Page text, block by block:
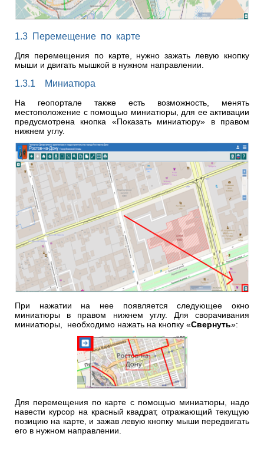
1.3 Перемещение по карте
Для перемещения по карте, нужно зажать левую кнопку
мыши и двигать мышкой в нужном направлении.
1.3.1 Миниатюра
На геопортале также есть возможность, менять
местоположение с помощью миниатюры, для ее активации
предусмотрена кнопка «Показать миниатюру» в правом
нижнем углу.
При нажатии на нее появляется следующее окно
миниатюры в правом нижнем углу. Для сворачивания
миниатюры, необходимо нажать на кнопку «Свернуть»:
Для перемещения по карте с помощью миниатюры, надо
навести курсор на красный квадрат, отражающий текущую
позицию на карте, и зажав левую кнопку мыши передвигать
его в нужном направлении.